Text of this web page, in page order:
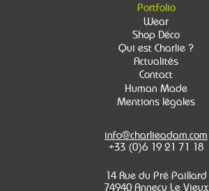
Portfolio
Wear
Shop Déco
Qui est Charlie ?
Actualités
Contact
Human Made
Mentions légales
info@charlieadam.com
+33 (0)6 19 21 71 18
14 Rue du Pré Paillard
74940 Annecy Le Vieux